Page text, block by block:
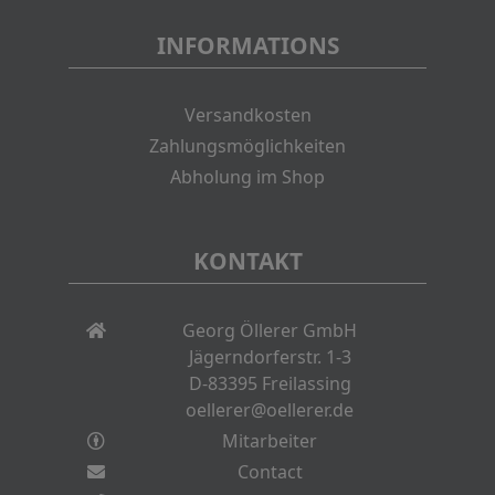
INFORMATIONS
Versandkosten
Zahlungsmöglichkeiten
Abholung im Shop
KONTAKT
Georg Öllerer GmbH
Jägerndorferstr. 1-3
D-83395 Freilassing
oellerer@oellerer.de
Mitarbeiter
Contact